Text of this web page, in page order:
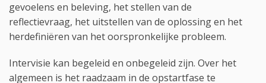
gevoelens en beleving, het stellen van de
reflectievraag, het uitstellen van de oplossing en het
herdefiniëren van het oorspronkelijke probleem.
Intervisie kan begeleid en onbegeleid zijn. Over het
algemeen is het raadzaam in de opstartfase te